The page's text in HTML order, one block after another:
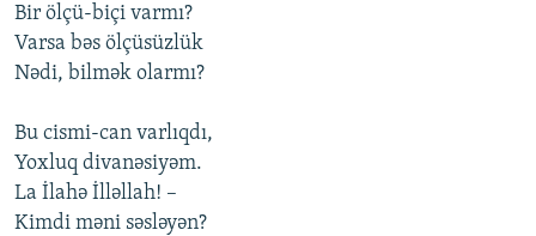
Bir ölçü-biçi varmı?
Varsa bəs ölçüsüzlük
Nədi, bilmək olarmı?
Bu cismi-can varlıqdı,
Yoxluq divanəsiyəm.
La İlahə İlləllah! –
Kimdi məni səsləyən?